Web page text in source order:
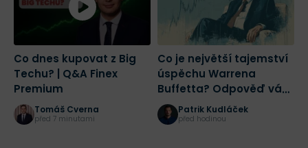
Co dnes kupovat z Big
Techu? | Q&A Finex
Premium
Tomáš Cverna
před 7 minutami
Co je největší tajemství
úspěchu Warrena
Buffetta? Odpověď vás
nepotěší
Patrik Kudláček
před hodinou